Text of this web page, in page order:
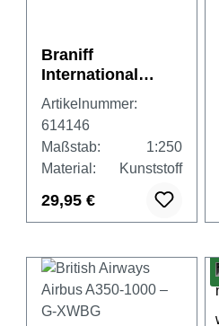
Braniff
International
Boeing 747-100
“Big Pumpkin”
("Großer Kürbis")
– N601BN
Artikelnummer:
614146
Maßstab:
1:250
Material:
Kunststoff
29,95 €